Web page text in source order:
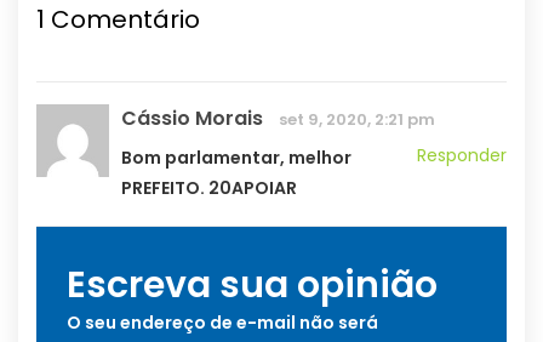
1 Comentário
Cássio Morais set 9, 2020, 2:21 pm
Responder
Bom parlamentar, melhor
PREFEITO. 20APOIAR
Escreva sua opinião
O seu endereço de e-mail não será